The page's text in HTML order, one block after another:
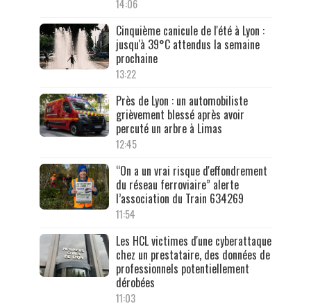
14:06
Cinquième canicule de l'été à Lyon :
jusqu'à 39°C attendus la semaine
prochaine
13:22
Près de Lyon : un automobiliste
grièvement blessé après avoir
percuté un arbre à Limas
12:45
“On a un vrai risque d'effondrement
du réseau ferroviaire” alerte
l’association du Train 634269
11:54
Les HCL victimes d'une cyberattaque
chez un prestataire, des données de
professionnels potentiellement
dérobées
11:03